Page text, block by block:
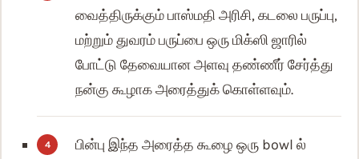
வைத்திருக்கும் பாஸ்மதி அரிசி, கடலை பருப்பு,
மற்றும் துவரம் பருப்பை ஒரு மிக்ஸி ஜாரில்
போட்டு தேவையான அளவு தண்ணீர் சேர்த்து
நன்கு கூழாக அரைத்துக் கொள்ளவும்.
பின்பு இந்த அரைத்த கூழை ஒரு bowl ல்